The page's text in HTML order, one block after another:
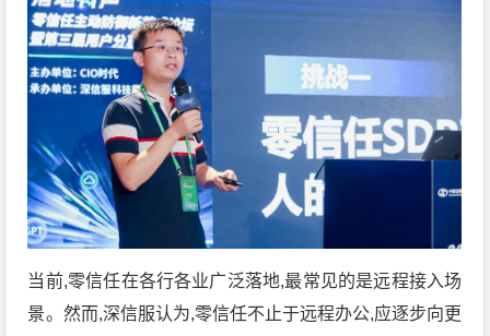
当前,零信任在各行各业广泛落地,最常见的是远程接入场
景。然而,深信服认为,零信任不止于远程办公,应逐步向更